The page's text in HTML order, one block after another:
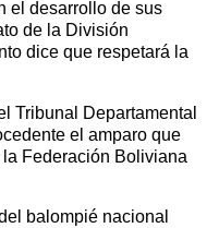
el desarrollo de sus
de la División
dice que respetará la
Tribunal Departamental
el amparo que
Federación Boliviana
balompié nacional